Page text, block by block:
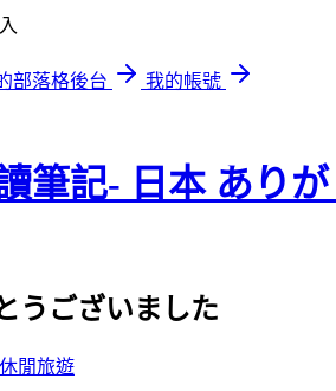
部落格後台
我的帳號
筆記- 日本 あり
うございました
休閒旅遊